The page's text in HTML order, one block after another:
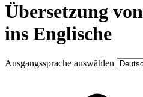
Übersetzung
ins Englische
Ausgangssprache auswählen